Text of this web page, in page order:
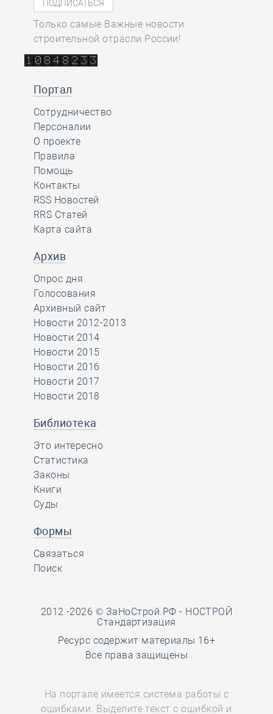
Только самые Важные новости
строительной отрасли России!
Портал
Сотрудничество
Персоналии
О проекте
Правила
Помощь
Контакты
RSS Новостей
RRS Статей
Карта сайта
Архив
Опрос дня
Голосования
Архивный сайт
Новости 2012-2013
Новости 2014
Новости 2015
Новости 2016
Новости 2017
Новости 2018
Библиотека
Это интересно
Статистика
Законы
Книги
Суды
Формы
Связаться
Поиск
2012 -2026 © ЗаНоСтрой.РФ - НОСТРОЙ
Стандартизация
Ресурс содержит материалы 16+
Все права защищены
На портале имеется система работы с
ошибками. Выделите текст с ошибкой и